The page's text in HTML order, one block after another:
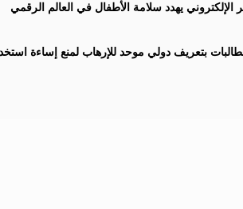
الإلكتروني يهدد سلامة الأطفال في العالم الرقمي
بتعريف دولي موحد للإرهاب لمنع إساءة